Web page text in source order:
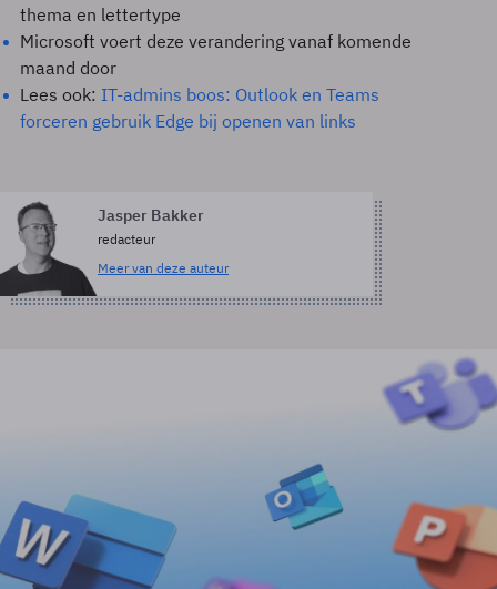
thema en lettertype
Microsoft voert deze verandering vanaf komende
maand door
Lees ook: IT-admins boos: Outlook en Teams
forceren gebruik Edge bij openen van links
Jasper Bakker
redacteur
Meer van deze auteur